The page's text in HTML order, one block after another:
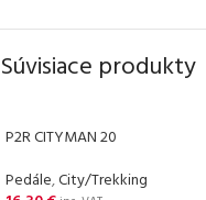
Súvisiace produkty
P2R CITYMAN 20
Pedále,City/Trekking